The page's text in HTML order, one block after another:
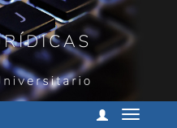
Cambiar